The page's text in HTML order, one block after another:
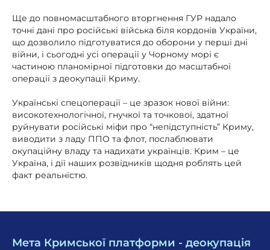
Ще до повномасштабного вторгнення ГУР надало
точні дані про російські війська біля кордонів України,
що дозволило підготуватися до оборони у перші дні
війни, і сьогодні усі операції у Чорному морі є
частиною планомірної підготовки до масштабної
операції з деокупації Криму.
Українські спецоперації – це зразок нової війни:
високотехнологічної, гнучкої та точкової, здатної
руйнувати російські міфи про “непідступність” Криму,
виводити з ладу ППО та флот, послаблювати
окупаційну владу та надихати українців. Крим – це
Україна, і дії наших розвідників щодня роблять цей
факт реальністю.
Мета Кримської платформи - деокупація